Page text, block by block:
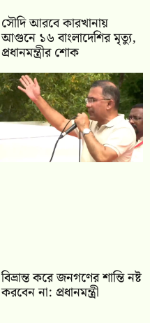
সৌদি আরবে কারখানায়
আগুনে ১৬ বাংলাদেশির মৃত্যু,
প্রধানমন্ত্রীর শোক
বিভ্রান্ত করে জনগণের শান্তি নষ্ট
করবেন না: প্রধানমন্ত্রী